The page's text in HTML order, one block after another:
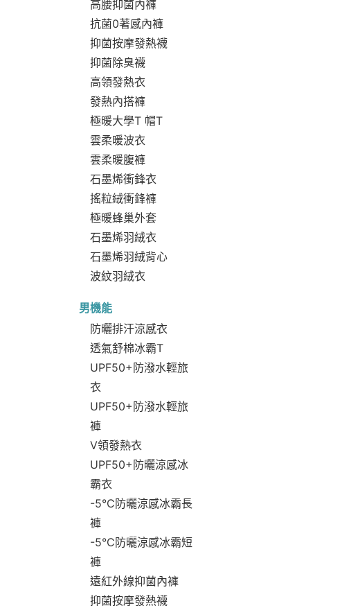
高腰抑菌內褲
抗菌0著感內褲
抑菌按摩發熱襪
抑菌除臭襪
高領發熱衣
發熱內搭褲
極暖大學T 帽T
雲柔暖波衣
雲柔暖腹褲
石墨烯衝鋒衣
搖粒絨衝鋒褲
極暖蜂巢外套
石墨烯羽絨衣
石墨烯羽絨背心
波紋羽絨衣
男機能
防曬排汗涼感衣
透氣舒棉冰霸T
UPF50+防潑水輕旅
衣
UPF50+防潑水輕旅
褲
V領發熱衣
UPF50+防曬涼感冰
霸衣
-5°C防曬涼感冰霸長
褲
-5°C防曬涼感冰霸短
褲
遠紅外線抑菌內褲
抑菌按摩發熱襪